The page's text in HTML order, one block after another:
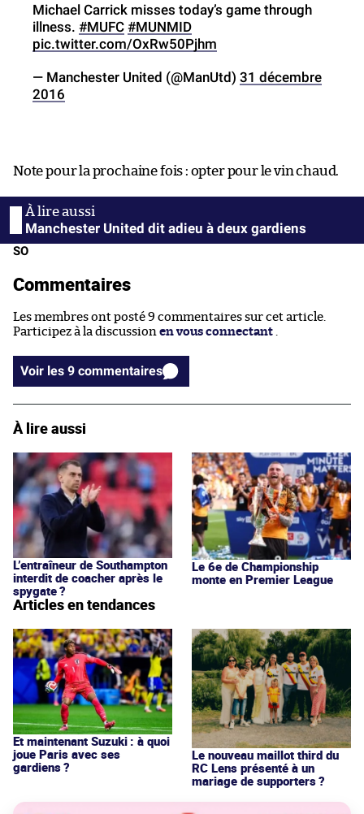
Michael Carrick misses today’s game through
illness. #MUFC #MUNMID
pic.twitter.com/OxRw50Pjhm
— Manchester United (@ManUtd) 31 décembre
2016
Note pour la prochaine fois : opter pour le vin chaud.
Manchester United dit adieu à deux gardiens
SO
Commentaires
Les membres ont posté 9 commentaires sur cet article.
Participez à la discussion en vous connectant
Voir les 9 commentaires
À lire aussi
L’entraîneur de Southampton
interdit de coacher après le
spygate ?
Le 6e de Championship
monte en Premier League
Articles en tendances
Et maintenant Suzuki : à quoi
joue Paris avec ses
gardiens ?
Le nouveau maillot third du
RC Lens présenté à un
mariage de supporters ?